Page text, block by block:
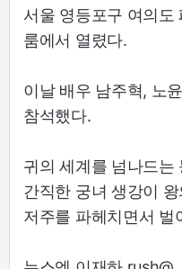
서울 영등포구 여의도
룸에서 열렸다.
이날 배우 남주혁, 노
참석했다.
귀의 세계를 넘나드는
간직한 궁녀 생강이
저주를 파헤치면서 벌